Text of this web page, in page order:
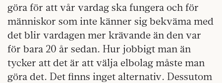
göra för att vår vardag ska fungera och för
människor som inte känner sig bekväma med
det blir vardagen mer krävande än den var
för bara 20 år sedan. Hur jobbigt man än
tycker att det är att välja elbolag måste man
göra det. Det finns inget alternativ. Dessutom